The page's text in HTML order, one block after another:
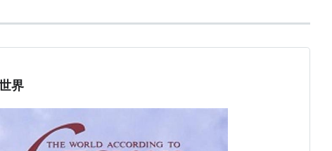
ヒル
ック
ング（『ガープの世界』新潮文庫）
に支配されることを嫌う看護婦のジェニーは、名も知
またがって、私生児ガープを生んだ。やがて時が経
界